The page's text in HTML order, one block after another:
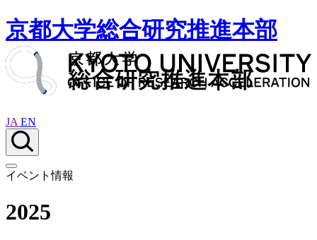
京都大学総合研究推進本部
JA EN
イベント情報
2025